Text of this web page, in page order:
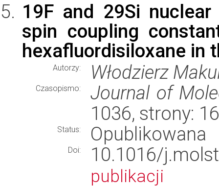
19F and 29Si
spin coupling
hexafluordisiloxane in
Autorzy: Włodzierz
Czasopismo:
Journal of
1036, strony:
Status: Opublikowana
Doi: 10.1016/
publikacji